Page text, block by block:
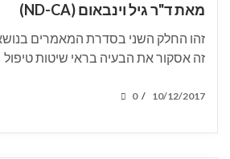
מאת ד"ר גיל וינבאום (ND-CA)
זהו החלק השני בסדרת המאמרים
זה אסקור את הבעיה בראי שיטות טיפול
POSTED
10/12/2017
/
0